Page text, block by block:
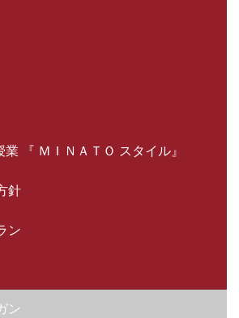
業 『 ＭＩＮＡＴＯ スタイル』
針
ン
ン